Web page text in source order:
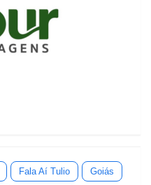
Fala Aí Tulio Goiás